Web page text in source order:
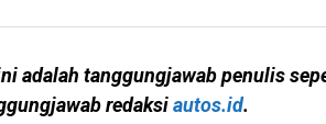
adalah tanggungjawab penulis
redaksi autos.id.